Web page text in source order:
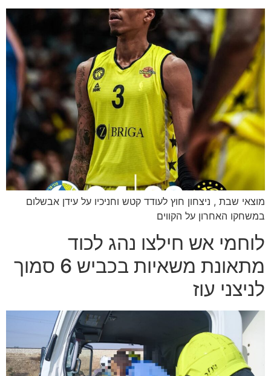
מוצאי שבת , ניצחון חוץ לעודד קטש וחניכיו על עידן אבשלום
במשחקו האחרון על הקווים
לוחמי אש חילצו נהג לכוד
מתאונת משאיות בכביש 6 סמוך
לניצני עוז